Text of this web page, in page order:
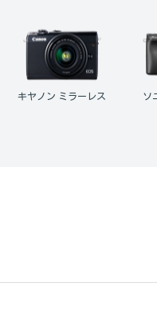
ソニー ミラーレス ニ